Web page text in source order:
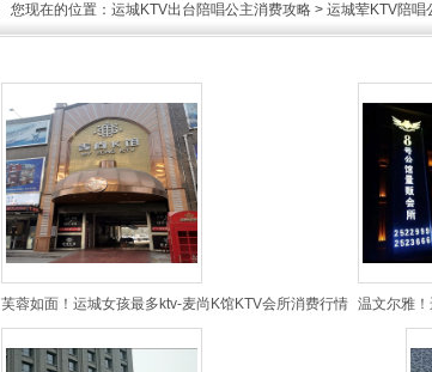
您现在的位置： 运城KTV出台陪唱公主消费攻略 > 运城荤KTV陪唱
芙蓉如面！运城女孩最多ktv-麦尚K馆KTV会所消费行情 温文尔雅